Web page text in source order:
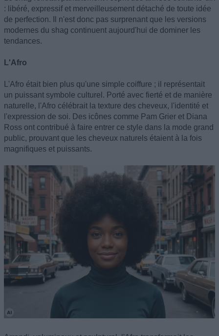
: libéré, expressif et merveilleusement détaché de toute idée
de perfection. Il n'est donc pas surprenant que les versions
modernes du shag continuent aujourd'hui de dominer les
tendances.
L'Afro
L'Afro était bien plus qu'une simple coiffure ; il représentait
un puissant symbole culturel. Porté avec fierté et de manière
naturelle, l'Afro célébrait la texture des cheveux, l'identité et
l'expression de soi. Des icônes comme Pam Grier et Diana
Ross ont contribué à faire entrer ce style dans la mode grand
public, prouvant que les cheveux naturels étaient à la fois
magnifiques et puissants.